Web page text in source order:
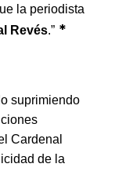
la periodista
Revés.” *
suprimiendo
Cardenal
de la